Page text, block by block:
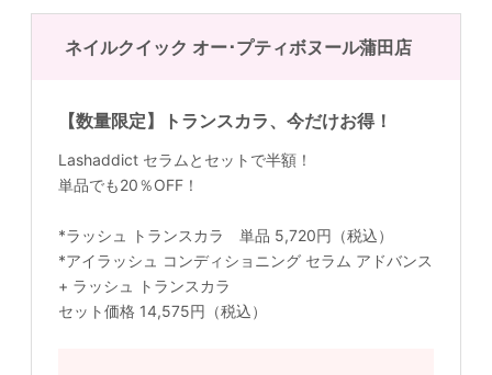
ネイルクイック オー･プティボヌール蒲田店
【数量限定】トランスカラ、今だけお得！
Lashaddict セラムとセットで半額！
単品でも20％OFF！
*ラッシュ トランスカラ 単品 5,720円（税込）
*アイラッシュ コンディショニング セラム アドバンス
+ ラッシュ トランスカラ
セット価格 14,575円（税込）